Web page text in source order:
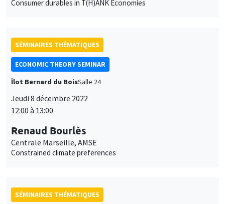
Consumer durables in T(H)ANK Economies
SÉMINAIRES THÉMATIQUES
ECONOMIC THEORY SEMINAR
Îlot Bernard du BoisSalle 24
Jeudi 8 décembre 2022
12:00 à 13:00
Renaud Bourlès
Centrale Marseille, AMSE
Constrained climate preferences
SÉMINAIRES THÉMATIQUES